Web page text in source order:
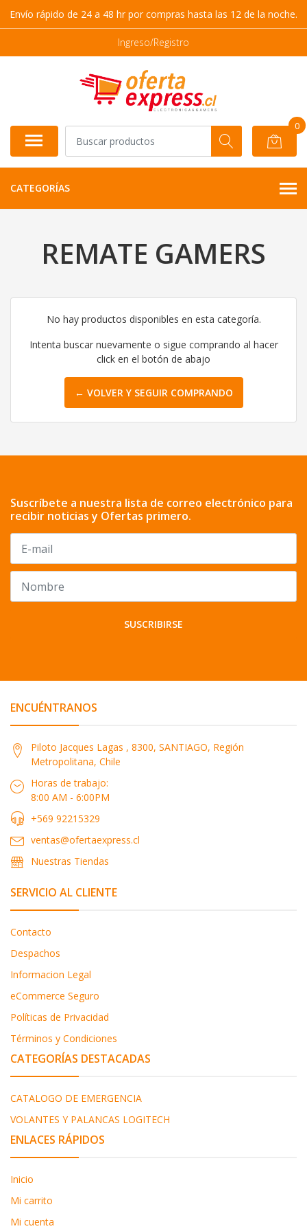
Envío rápido de 24 a 48 hr por compras hasta las 12 de la noche.
Ingreso/Registro
0
CATEGORÍAS
REMATE GAMERS
No hay productos disponibles en esta categoría.
Intenta buscar nuevamente o sigue comprando al hacer
click en el botón de abajo
← VOLVER Y SEGUIR COMPRANDO
Suscríbete a nuestra lista de correo electrónico para
recibir noticias y Ofertas primero.
SUSCRIBIRSE
ENCUÉNTRANOS
Piloto Jacques Lagas , 8300, SANTIAGO, Región
Metropolitana, Chile
Horas de trabajo:
8:00 AM - 6:00PM
+569 92215329
ventas@ofertaexpress.cl
Nuestras Tiendas
SERVICIO AL CLIENTE
Contacto
Despachos
Informacion Legal
eCommerce Seguro
Políticas de Privacidad
Términos y Condiciones
CATEGORÍAS DESTACADAS
CATALOGO DE EMERGENCIA
VOLANTES Y PALANCAS LOGITECH
ENLACES RÁPIDOS
Inicio
Mi carrito
Mi cuenta